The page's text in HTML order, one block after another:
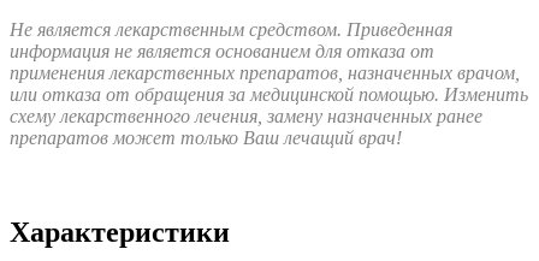
Не является лекарственным средством. Приведенная
информация не является основанием для отказа от
применения лекарственных препаратов, назначенных врачом,
или отказа от обращения за медицинской помощью. Изменить
схему лекарственного лечения, замену назначенных ранее
препаратов может только Ваш лечащий врач!
Характеристики